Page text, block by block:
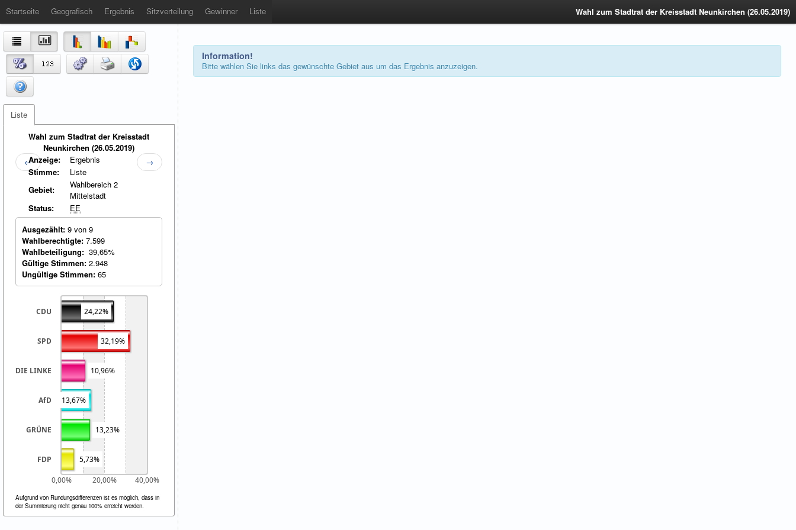
Startseite Geografisch Ergebnis Sitzverteilung Gewinner Liste Wahl zum Stadtrat der Kreisstadt Neunkirchen (26.05.2019)
Liste
Wahl zum Stadtrat der Kreisstadt
Neunkirchen (26.05.2019)
←Anzeige:
Ergebnis
Stimme:
Liste
Gebiet:
Wahlbereich 2
Mittelstadt
Status:
EE
→
Ausgezählt: 9 von 9
Wahlberechtigte: 7.599
Wahlbeteiligung: 39,65%
Gültige Stimmen: 2.948
Ungültige Stimmen: 65
CDU
SPD
DIE LINKE
AfD
GRÜNE
FDP
0,00% 20,00% 40,00%
24,22%
32,19%
10,96%
13,67%
13,23%
5,73%
Aufgrund von Rundungsdifferenzen ist es möglich, dass in
der Summierung nicht genau 100% erreicht werden.
Information!
Bitte wählen Sie links das gewünschte Gebiet aus um das Ergebnis anzuzeigen.